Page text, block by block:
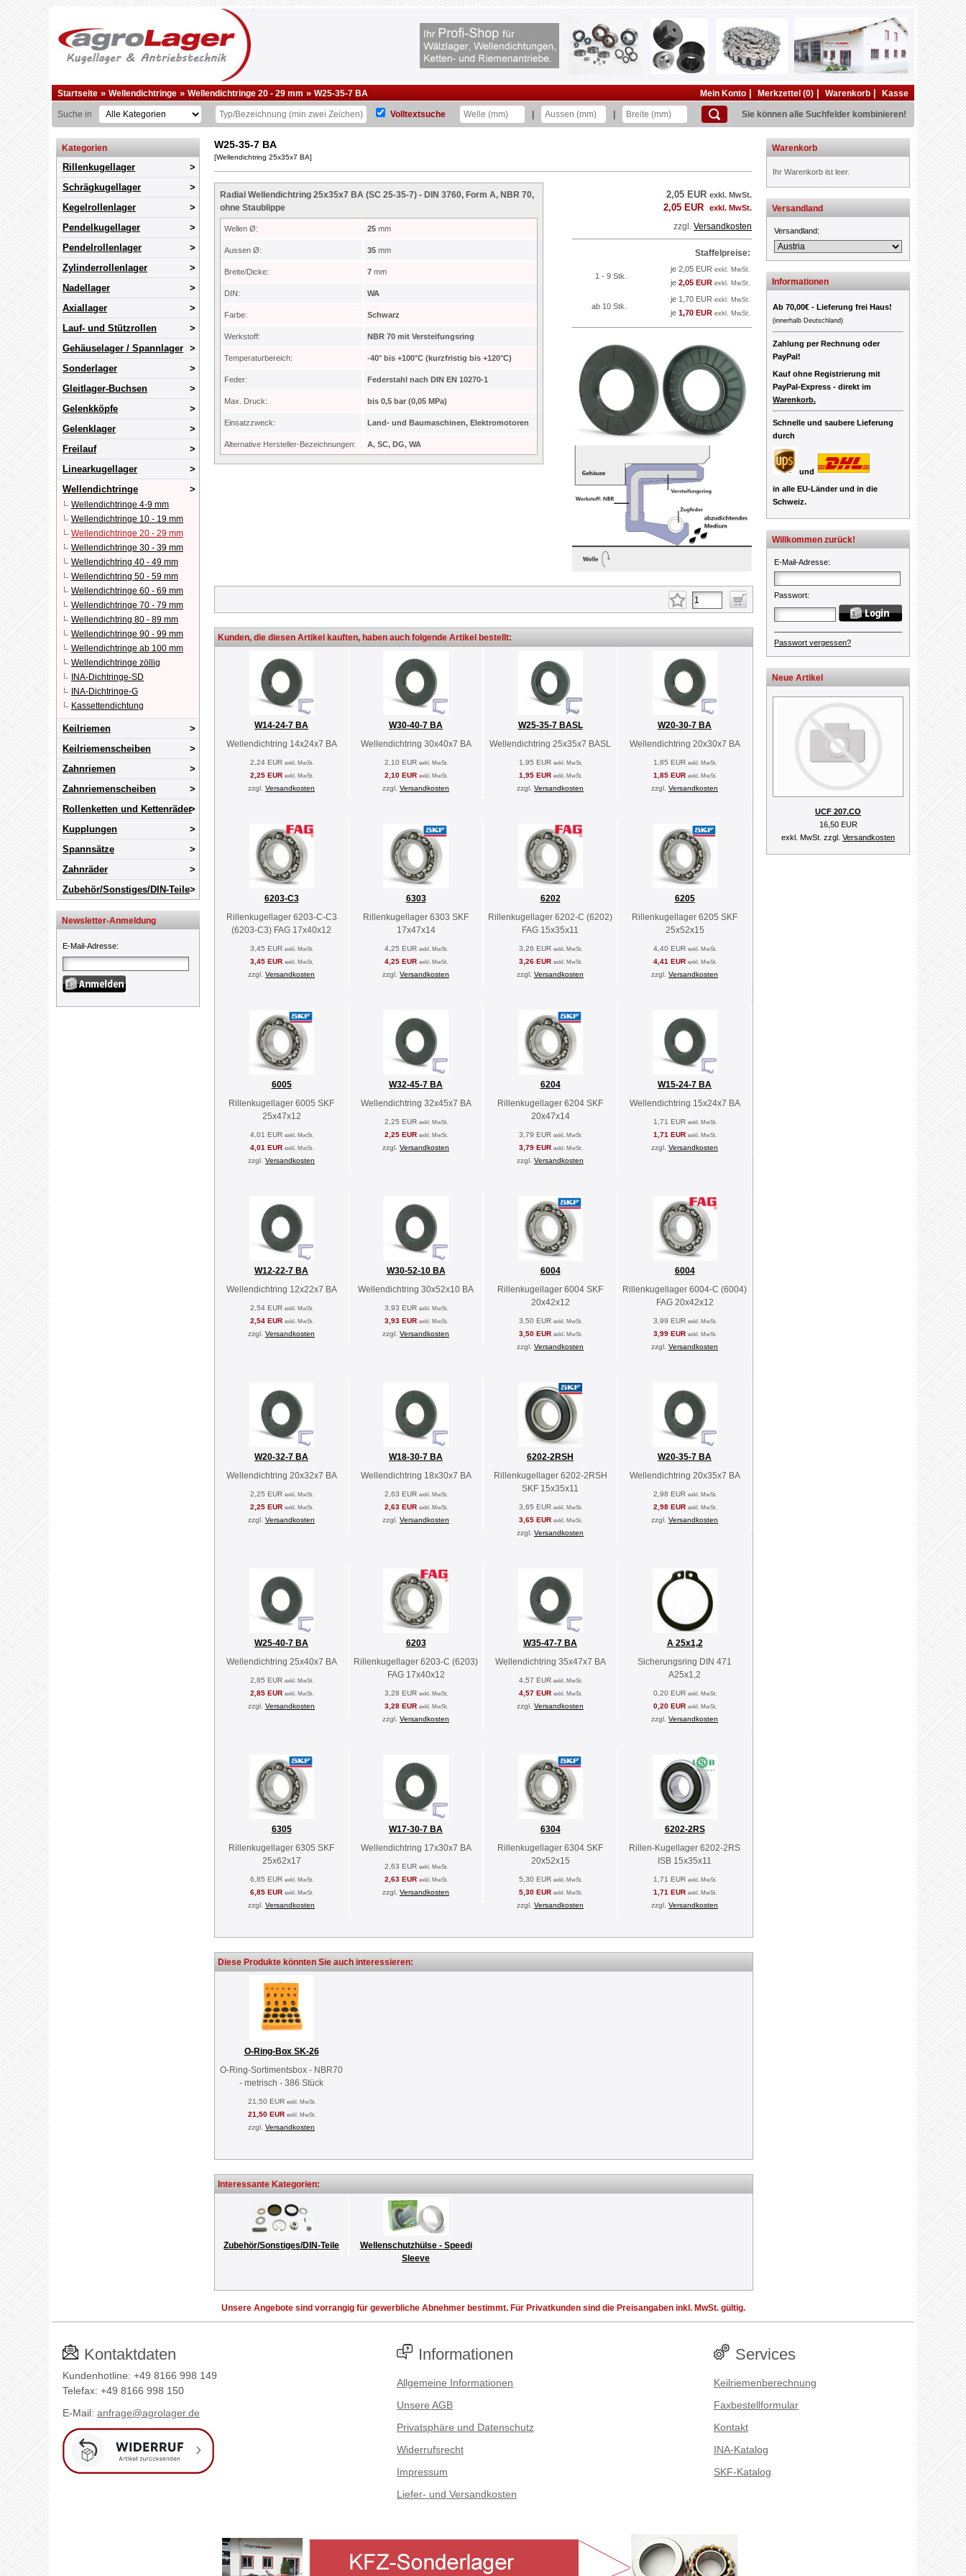
Startseite » Wellendichtringe » Wellendichtringe 20 - 29 mm » W25-35-7 BA Mein Konto Merkzettel (0) Warenkorb Kasse
Suche in Volltextsuche Sie können alle Suchfelder kombinieren!
Kategorien
Rillenkugellager
Schrägkugellager
Kegelrollenlager
Pendelkugellager
Pendelrollenlager
Zylinderrollenlager
Nadellager
Axiallager
Lauf- und Stützrollen
Gehäuselager / Spannlager
Sonderlager
Gleitlager-Buchsen
Gelenkköpfe
Gelenklager
Freilauf
Linearkugellager
Wellendichtringe
Wellendichtringe 4-9 mm
Wellendichtringe 10 - 19 mm
Wellendichtringe 20 - 29 mm
Wellendichtringe 30 - 39 mm
Wellendichtring 40 - 49 mm
Wellendichtring 50 - 59 mm
Wellendichtringe 60 - 69 mm
Wellendichtringe 70 - 79 mm
Wellendichtring 80 - 89 mm
Wellendichtringe 90 - 99 mm
Wellendichtringe ab 100 mm
Wellendichtringe zöllig
INA-Dichtringe-SD
INA-Dichtringe-G
Kassettendichtung
Keilriemen
Keilriemenscheiben
Zahnriemen
Zahnriemenscheiben
Rollenketten und Kettenräder
Kupplungen
Spannsätze
Zahnräder
Zubehör/Sonstiges/DIN-Teile
Newsletter-Anmeldung
E-Mail-Adresse:
W25-35-7 BA
[Wellendichtring 25x35x7 BA]
Radial Wellendichtring 25x35x7 BA (SC 25-35-7) - DIN 3760, Form A, NBR 70,
ohne Staublippe
Wellen Ø: 25 mm
Aussen Ø: 35 mm
Breite/Dicke: 7 mm
DIN: WA
Farbe: Schwarz
Werkstoff: NBR 70 mit Versteifungsring
Temperaturbereich: -40° bis +100°C (kurzfristig bis +120°C)
Feder: Federstahl nach DIN EN 10270-1
Max. Druck: bis 0,5 bar (0,05 MPa)
Einsatzzweck: Land- und Baumaschinen, Elektromotoren
Alternative Hersteller-Bezeichnungen: A, SC, DG, WA
2,05 EUR exkl. MwSt.
2,05 EUR exkl. MwSt.
zzgl. Versandkosten
Staffelpreise:
1 - 9 Stk.
je 2,05 EUR exkl. MwSt.
je 2,05 EUR exkl. MwSt.
ab 10 Stk.
je 1,70 EUR exkl. MwSt.
je 1,70 EUR exkl. MwSt.
Kunden, die diesen Artikel kauften, haben auch folgende Artikel bestellt:
W14-24-7 BA
Wellendichtring 14x24x7 BA
2,24 EUR exkl. MwSt.
2,25 EUR exkl. MwSt.
zzgl. Versandkosten
W30-40-7 BA
Wellendichtring 30x40x7 BA
2,10 EUR exkl. MwSt.
2,10 EUR exkl. MwSt.
zzgl. Versandkosten
W25-35-7 BASL
Wellendichtring 25x35x7 BASL
1,95 EUR exkl. MwSt.
1,95 EUR exkl. MwSt.
zzgl. Versandkosten
W20-30-7 BA
Wellendichtring 20x30x7 BA
1,85 EUR exkl. MwSt.
1,85 EUR exkl. MwSt.
zzgl. Versandkosten
6203-C3
Rillenkugellager 6203-C-C3
(6203-C3) FAG 17x40x12
3,45 EUR exkl. MwSt.
3,45 EUR exkl. MwSt.
zzgl. Versandkosten
6303
Rillenkugellager 6303 SKF
17x47x14
4,25 EUR exkl. MwSt.
4,25 EUR exkl. MwSt.
zzgl. Versandkosten
6202
Rillenkugellager 6202-C (6202)
FAG 15x35x11
3,26 EUR exkl. MwSt.
3,26 EUR exkl. MwSt.
zzgl. Versandkosten
6205
Rillenkugellager 6205 SKF
25x52x15
4,40 EUR exkl. MwSt.
4,41 EUR exkl. MwSt.
zzgl. Versandkosten
6005
Rillenkugellager 6005 SKF
25x47x12
4,01 EUR exkl. MwSt.
4,01 EUR exkl. MwSt.
zzgl. Versandkosten
W32-45-7 BA
Wellendichtring 32x45x7 BA
2,25 EUR exkl. MwSt.
2,25 EUR exkl. MwSt.
zzgl. Versandkosten
6204
Rillenkugellager 6204 SKF
20x47x14
3,79 EUR exkl. MwSt.
3,79 EUR exkl. MwSt.
zzgl. Versandkosten
W15-24-7 BA
Wellendichtring 15x24x7 BA
1,71 EUR exkl. MwSt.
1,71 EUR exkl. MwSt.
zzgl. Versandkosten
W12-22-7 BA
Wellendichtring 12x22x7 BA
2,54 EUR exkl. MwSt.
2,54 EUR exkl. MwSt.
zzgl. Versandkosten
W30-52-10 BA
Wellendichtring 30x52x10 BA
3,93 EUR exkl. MwSt.
3,93 EUR exkl. MwSt.
zzgl. Versandkosten
6004
Rillenkugellager 6004 SKF
20x42x12
3,50 EUR exkl. MwSt.
3,50 EUR exkl. MwSt.
zzgl. Versandkosten
6004
Rillenkugellager 6004-C (6004)
FAG 20x42x12
3,99 EUR exkl. MwSt.
3,99 EUR exkl. MwSt.
zzgl. Versandkosten
W20-32-7 BA
Wellendichtring 20x32x7 BA
2,25 EUR exkl. MwSt.
2,25 EUR exkl. MwSt.
zzgl. Versandkosten
W18-30-7 BA
Wellendichtring 18x30x7 BA
2,63 EUR exkl. MwSt.
2,63 EUR exkl. MwSt.
zzgl. Versandkosten
6202-2RSH
Rillenkugellager 6202-2RSH
SKF 15x35x11
3,65 EUR exkl. MwSt.
3,65 EUR exkl. MwSt.
zzgl. Versandkosten
W20-35-7 BA
Wellendichtring 20x35x7 BA
2,98 EUR exkl. MwSt.
2,98 EUR exkl. MwSt.
zzgl. Versandkosten
W25-40-7 BA
Wellendichtring 25x40x7 BA
2,85 EUR exkl. MwSt.
2,85 EUR exkl. MwSt.
zzgl. Versandkosten
6203
Rillenkugellager 6203-C (6203)
FAG 17x40x12
3,28 EUR exkl. MwSt.
3,28 EUR exkl. MwSt.
zzgl. Versandkosten
W35-47-7 BA
Wellendichtring 35x47x7 BA
4,57 EUR exkl. MwSt.
4,57 EUR exkl. MwSt.
zzgl. Versandkosten
A 25x1,2
Sicherungsring DIN 471
A25x1,2
0,20 EUR exkl. MwSt.
0,20 EUR exkl. MwSt.
zzgl. Versandkosten
6305
Rillenkugellager 6305 SKF
25x62x17
6,85 EUR exkl. MwSt.
6,85 EUR exkl. MwSt.
zzgl. Versandkosten
W17-30-7 BA
Wellendichtring 17x30x7 BA
2,63 EUR exkl. MwSt.
2,63 EUR exkl. MwSt.
zzgl. Versandkosten
6304
Rillenkugellager 6304 SKF
20x52x15
5,30 EUR exkl. MwSt.
5,30 EUR exkl. MwSt.
zzgl. Versandkosten
6202-2RS
Rillen-Kugellager 6202-2RS
ISB 15x35x11
1,71 EUR exkl. MwSt.
1,71 EUR exkl. MwSt.
zzgl. Versandkosten
Diese Produkte könnten Sie auch interessieren:
O-Ring-Box SK-26
O-Ring-Sortimentsbox - NBR70
- metrisch - 386 Stück
21,50 EUR exkl. MwSt.
21,50 EUR exkl. MwSt.
zzgl. Versandkosten
Interessante Kategorien:
Zubehör/Sonstiges/DIN-Teile
Wellenschutzhülse - Speedi
Sleeve
Warenkorb
Ihr Warenkorb ist leer.
Versandland
Versandland:
Informationen
Ab 70,00€ - Lieferung frei Haus!
(innerhalb Deutschland)
Zahlung per Rechnung oder
PayPal!
Kauf ohne Registrierung mit
PayPal-Express - direkt im
Warenkorb.
Schnelle und saubere Lieferung
durch
und
in alle EU-Länder und in die
Schweiz.
Willkommen zurück!
E-Mail-Adresse:
Passwort:
Passwort vergessen?
Neue Artikel
UCF 207.CO
16,50 EUR
exkl. MwSt. zzgl. Versandkosten
Unsere Angebote sind vorrangig für gewerbliche Abnehmer bestimmt. Für Privatkunden sind die Preisangaben inkl. MwSt. gültig.
Kontaktdaten
Kundenhotline: +49 8166 998 149
Telefax: +49 8166 998 150
E-Mail: anfrage@agrolager.de
Informationen
Allgemeine Informationen
Unsere AGB
Privatsphäre und Datenschutz
Widerrufsrecht
Impressum
Liefer- und Versandkosten
Services
Keilriemenberechnung
Faxbestellformular
Kontakt
INA-Katalog
SKF-Katalog